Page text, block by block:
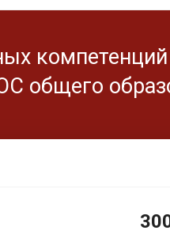
компетенций
общего